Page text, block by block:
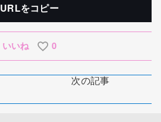
URLをコピー
いいね 0
次の記事